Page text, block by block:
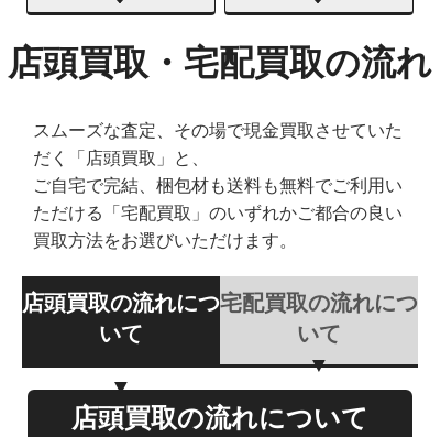
店頭買取・宅配買取の流れ
スムーズな査定、その場で現金買取させていた
だく「店頭買取」と、
ご自宅で完結、梱包材も送料も無料でご利用い
ただける「宅配買取」のいずれかご都合の良い
買取方法をお選びいただけます。
店頭買取の流れにつ
いて
宅配買取の流れにつ
いて
店頭買取の流れについて